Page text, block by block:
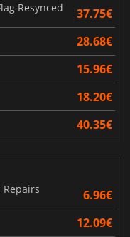
Resynced
37.75€
28.68€
15.96€
18.20€
40.35€
Repairs
6.96€
12.09€